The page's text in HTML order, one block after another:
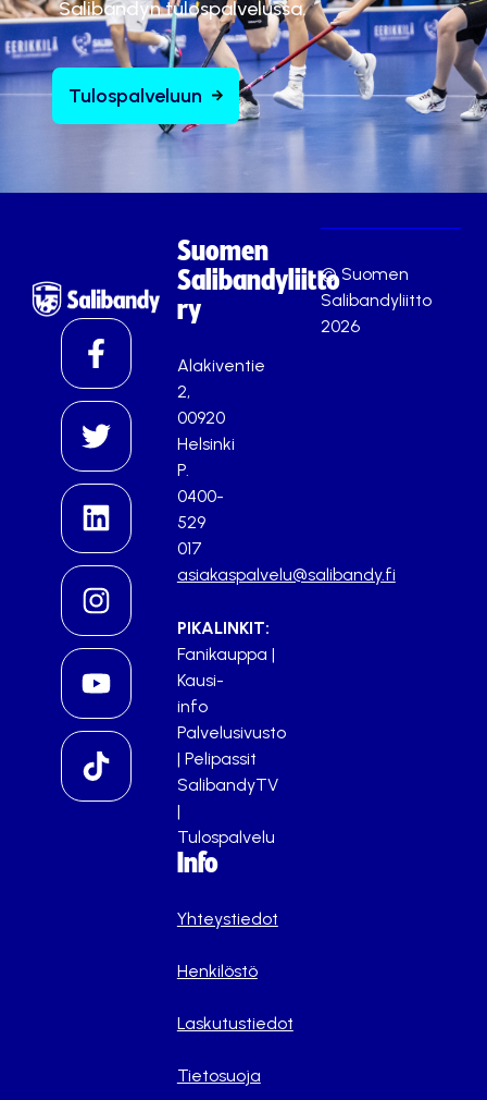
Salibandyn tulospalvelussa.
Tulospalveluun
Suomen
Salibandyliitto
ry
Alakiventie
2,
00920
Helsinki
P.
0400-
529
017
asiakaspalvelu@salibandy.fi
PIKALINKIT:
Fanikauppa |
Kausi-
info
Palvelusivusto
| Pelipassit
SalibandyTV
|
Tulospalvelu
Info
Yhteystiedot
Henkilöstö
Laskutustiedot
Tietosuoja
© Suomen
Salibandyliitto
2026